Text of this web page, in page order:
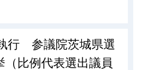
行 参議院茨城県選
（比例代表選出議員